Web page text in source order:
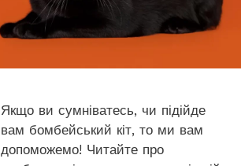
Якщо ви сумніватесь, чи підійде
вам бомбейський кіт, то ми вам
допоможемо! Читайте про